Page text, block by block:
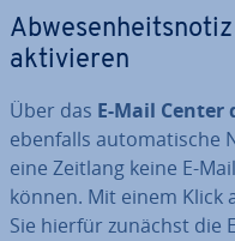
ak­ti­vie­ren
Über das E-Mail Center
ebenfalls au­to­ma­ti­sche
eine Zeitlang keine E-
können. Mit einem Klick
Sie hierfür zunächst die